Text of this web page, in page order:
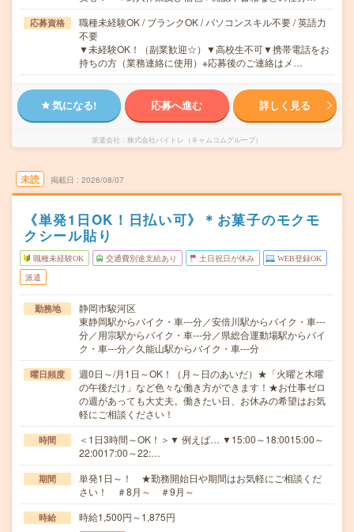
応募資格
職種未経験OK / ブランクOK / パソコンスキル不要 / 英語力
不要
▼未経験OK！（副業歓迎☆）▼高校生不可▼携帯電話をお
持ちの方（業務連絡に使用）※応募後のご連絡はメ…
気になる! 応募へ進む 詳しく見る
派遣会社 株式会社バイトレ（キャムコムグループ）
未読 掲載日 2026/08/07
《単発1日OK！日払い可》＊お菓子のモクモ
クシール貼り
職種未経験OK 交通費別途支給あり 土日祝日が休み WEB登録OK
派遣
勤務地
静岡市駿河区
東静岡駅からバイク・車---分／安倍川駅からバイク・車---
分／用宗駅からバイク・車---分／県総合運動場駅からバイ
ク・車---分／久能山駅からバイク・車---分
曜日頻度
週0日～/月1日～OK！（月～日のあいだ）★「火曜と木曜
の午後だけ」など色々な働き方ができます！★お仕事ゼロ
の週があっても大丈夫。働きたい日、お休みの希望はお気
軽にご相談ください！
時間
＜1日3時間～OK！＞▼ 例えば… ▼15:00～18:0015:00～
22:0017:00～22:…
期間
単発1日～！ ★勤務開始日や期間はお気軽にご相談くだ
さい！ ＃8月～ ＃9月～
時給 時給1,500円～1,875円